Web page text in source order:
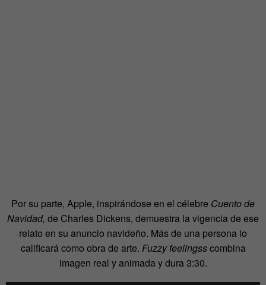
Por su parte, Apple, inspirándose en el célebre Cuento de
Navidad, de Charles Dickens, demuestra la vigencia de ese
relato en su anuncio navideño. Más de una persona lo
calificará como obra de arte. Fuzzy feelingsscombina
imagen real y animada y dura 3:30.